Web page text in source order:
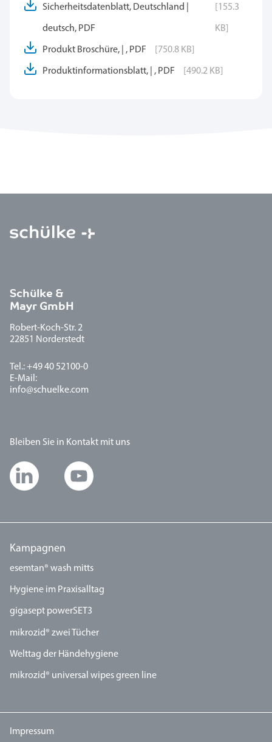
Sicherheitsdatenblatt, Deutschland |
deutsch, PDF
[155.3
KB]
Produkt Broschüre, | , PDF [750.8 KB]
Produktinformationsblatt, | , PDF [490.2 KB]
Schülke &
Mayr GmbH
Robert-Koch-Str. 2
22851 Norderstedt
Tel.: +49 40 52100-0
E-Mail:
info@schuelke.com
Bleiben Sie in Kontakt mit uns
Kampagnen
esemtan® wash mitts
Hygiene im Praxisalltag
gigasept powerSET3
mikrozid® zwei Tücher
Welttag der Händehygiene
mikrozid® universal wipes green line
Impressum